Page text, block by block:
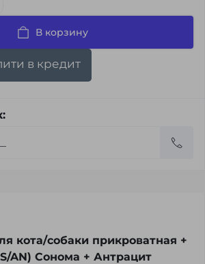
В корзину
в кредит
кота/собаки прикроватная +
AN) Сонома + Антрацит